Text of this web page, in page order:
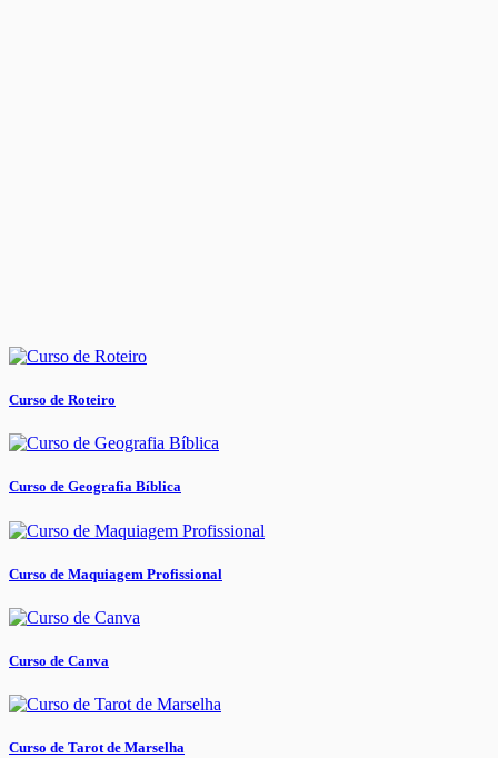
Curso de Roteiro
Curso de Geografia Bíblica
Curso de Maquiagem Profissional
Curso de Canva
Curso de Tarot de Marselha